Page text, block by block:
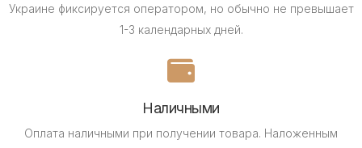
Украине фиксируется оператором, но обычно не превышает
1-3 календарных дней.
Наличными
Оплата наличными при получении товара. Наложенным